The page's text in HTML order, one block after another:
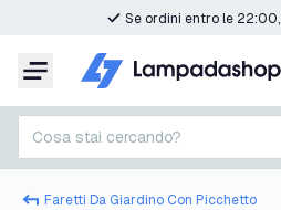
Se ordini entro le 22:00,
Menu
Cosa stai cercando?
Faretti Da Giardino Con Picchetto